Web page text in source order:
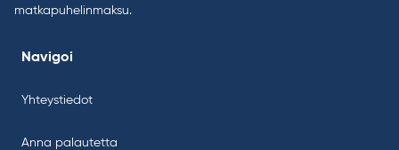
matkapuhelinmaksu.
Navigoi
Yhteystiedot
Anna palautetta